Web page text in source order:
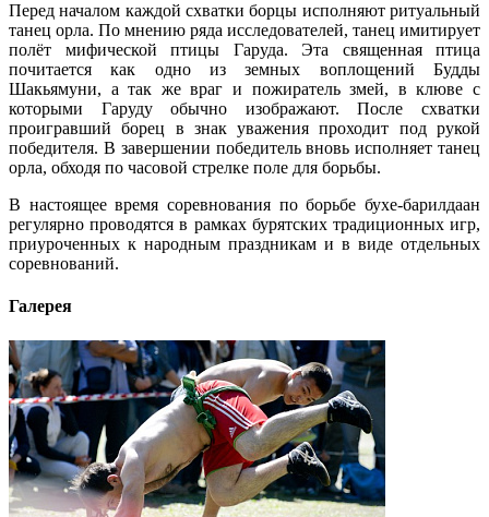
Перед началом каждой схватки борцы исполняют ритуальный
танец орла. По мнению ряда исследователей, танец имитирует
полёт мифической птицы Гаруда. Эта священная птица
почитается как одно из земных воплощений Будды
Шакьямуни, а так же враг и пожиратель змей, в клюве с
которыми Гаруду обычно изображают. После схватки
проигравший борец в знак уважения проходит под рукой
победителя. В завершении победитель вновь исполняет танец
орла, обходя по часовой стрелке поле для борьбы.
В настоящее время соревнования по борьбе бухе-барилдаан
регулярно проводятся в рамках бурятских традиционных игр,
приуроченных к народным праздникам и в виде отдельных
соревнований.
Галерея